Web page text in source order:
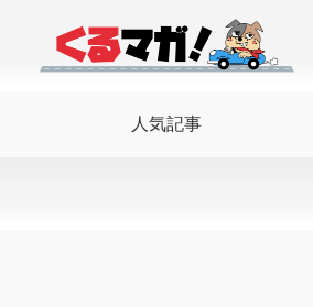
人気記事